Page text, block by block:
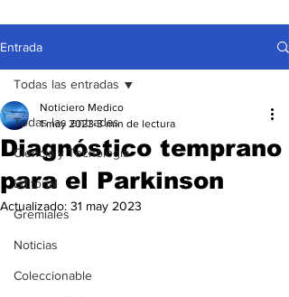
Entrada
Todas las entradas
Ciencia y Tecnología
Editorial
Gremiales
Noticias
Coleccionable
Todas las entradas
Diagnóstico temprano
para el Parkinson
Noticiero Medico
1 may 2023 3 min de lectura
Actualizado: 31 may 2023